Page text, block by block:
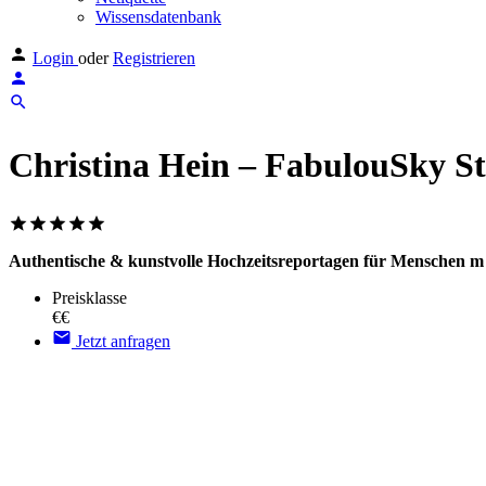
Wissensdatenbank
Login oder Registrieren
Christina Hein – FabulouSky
Authentische & kunstvolle Hochzeitsreportagen für Menschen m
Preisklasse
€€
Jetzt anfragen